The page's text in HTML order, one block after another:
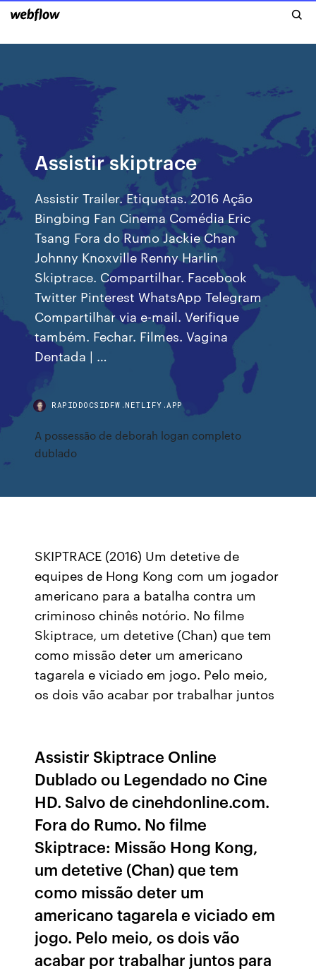
Assistir skiptrace
Assistir Trailer. Etiquetas. 2016 Ação
Bingbing Fan Cinema Comédia Eric
Tsang Fora do Rumo Jackie Chan
Johnny Knoxville Renny Harlin
Skiptrace. Compartilhar. Facebook
Twitter Pinterest WhatsApp Telegram
Compartilhar via e-mail. Verifique
também. Fechar. Filmes. Vagina
Dentada | …
RAPIDDOCSIDFW.NETLIFY.APP
A possessão de deborah logan completo
dublado
SKIPTRACE (2016) Um detetive de
equipes de Hong Kong com um jogador
americano para a batalha contra um
criminoso chinês notório. No filme
Skiptrace, um detetive (Chan) que tem
como missão deter um americano
tagarela e viciado em jogo. Pelo meio,
os dois vão acabar por trabalhar juntos
Assistir Skiptrace Online
Dublado ou Legendado no Cine
HD. Salvo de cinehdonline.com.
Fora do Rumo. No filme
Skiptrace: Missão Hong Kong,
um detetive (Chan) que tem
como missão deter um
americano tagarela e viciado em
jogo. Pelo meio, os dois vão
acabar por trabalhar juntos para